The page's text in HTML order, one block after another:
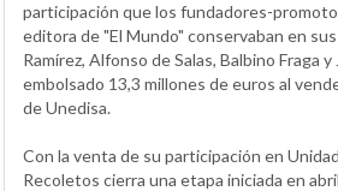
participación que los fundadores-
editora de "El Mundo" conservaban en
Ramírez, Alfonso de Salas, Balbino Fraga
embolsado 13,3 millones de euros al
de Unedisa.
Con la venta de su participación en
Recoletos cierra una etapa iniciada en